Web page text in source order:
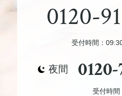
0120-
受付時間：
夜間
受付時間